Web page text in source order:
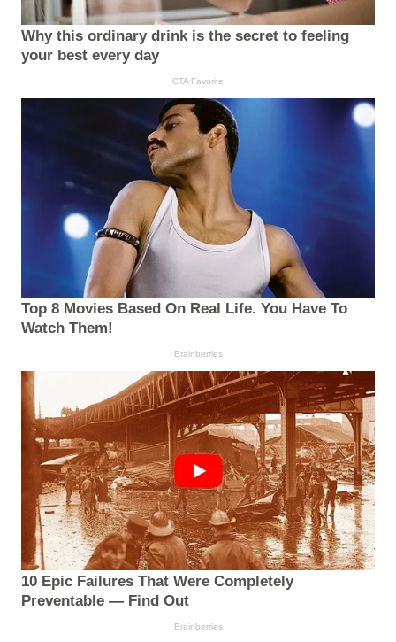
Why this ordinary drink is the secret to feeling
your best every day
CTA Favorite
Top 8 Movies Based On Real Life. You Have To
Watch Them!
Brainberries
10 Epic Failures That Were Completely
Preventable — Find Out
Brainberries